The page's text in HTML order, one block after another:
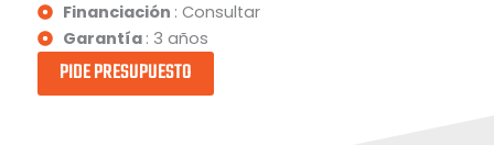
Financiación : Consultar
Garantía : 3 años
PIDE PRESUPUESTO